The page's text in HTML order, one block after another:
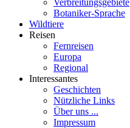
Verbreitungsgebiete
Botaniker-Sprache
Wildtiere
Reisen
Fernreisen
Europa
Regional
Interessantes
Geschichten
Nützliche Links
Über uns ...
Impressum